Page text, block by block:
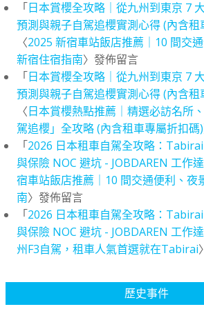
「日本賞櫻全攻略｜從九州到東京 7
預測與親子自駕追櫻實測心得 (內含租
〈2025 新宿車站飯店推薦｜10 間交
新宿住宿指南〉發佈留言
「日本賞櫻全攻略｜從九州到東京 7
預測與親子自駕追櫻實測心得 (內含租
〈日本賞櫻熱點推薦｜精選必訪名所
駕追櫻」全攻略 (內含租車專屬折扣碼)
「2026 日本租車自駕全攻略：
與保險 NOC 避坑 - JOBDAREN 工作
宿車站飯店推薦｜10 間交通便利、夜
南〉發佈留言
「2026 日本租車自駕全攻略：
與保險 NOC 避坑 - JOBDAREN 工作
州F3自駕，租車人氣首選就在Tabirai
歷史事件